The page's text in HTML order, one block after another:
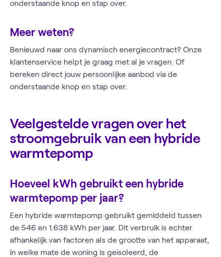
onderstaande knop en stap over.
Meer weten?
Benieuwd naar ons dynamisch energiecontract? Onze
klantenservice helpt je graag met al je vragen. Of
bereken direct jouw persoonlijke aanbod via de
onderstaande knop en stap over.
Veelgestelde vragen over het
stroomgebruik van een hybride
warmtepomp
Hoeveel kWh gebruikt een hybride
warmtepomp per jaar?
Een hybride warmtepomp gebruikt gemiddeld tussen
de 546 en 1.638 kWh per jaar. Dit verbruik is echter
afhankelijk van factoren als de grootte van het apparaat,
in welke mate de woning is geïsoleerd, de